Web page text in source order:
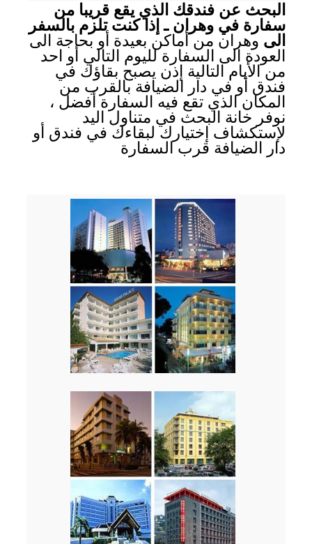
البحث عن فندقك الذي يقع قريبا من
سفارة في وهران ـ إذا كنت تلزم بالسفر
الى وهران من أماكن بعيدة أو بحاجة الى
العودة الى السفارة لليوم التالي أو احد
من الأيام التالية إذن يصبح بقاؤك في
فندق أو في دار الضيافة بالقرب من
المكان الذي تقع فيه السفارة أفضل ،
نوفر خانة البحث في متناول اليد
لإستكشاف إختيارك لبقاءك في فندق أو
دار الضيافة قرب السفارة